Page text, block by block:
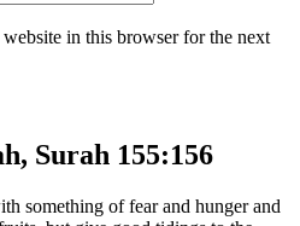
in this browser for the next
Surah 155:156
something of fear and hunger and